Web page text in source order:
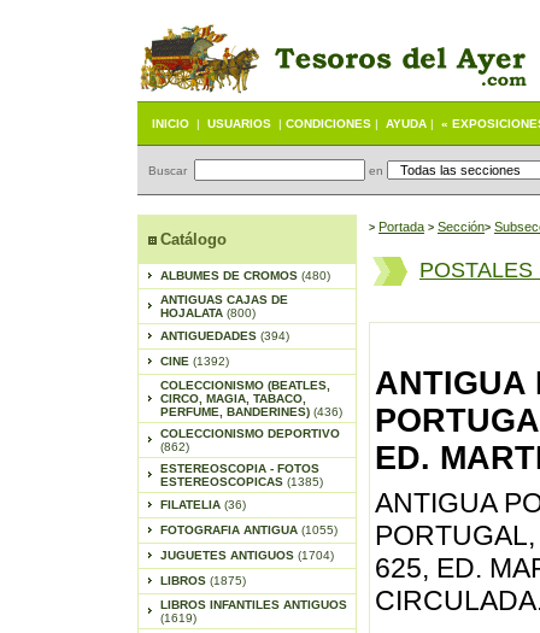
INICIO | USUARIOS | CONDICIONES | AYUDA | «
Buscar en
Catálogo
ALBUMES DE CROMOS (480)
ANTIGUAS CAJAS DE
HOJALATA (800)
ANTIGUEDADES (394)
CINE (1392)
COLECCIONISMO (BEATLES,
CIRCO, MAGIA, TABACO,
PERFUME, BANDERINES) (436)
COLECCIONISMO DEPORTIVO
(862)
ESTEREOSCOPIA - FOTOS
ESTEREOSCOPICAS (1385)
FILATELIA (36)
FOTOGRAFIA ANTIGUA (1055)
JUGUETES ANTIGUOS (1704)
LIBROS (1875)
LIBROS INFANTILES ANTIGUOS
(1619)
> Portada > Sección>
POSTALES
ANTIGUA
ED.
ANTIGUA
625, ED.